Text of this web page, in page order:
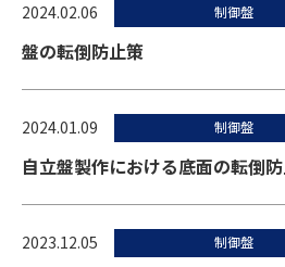
2024.02.06 制御盤
盤の転倒防止策
2024.01.09 制御盤
自立盤製作における底面の転倒
2023.12.05 制御盤